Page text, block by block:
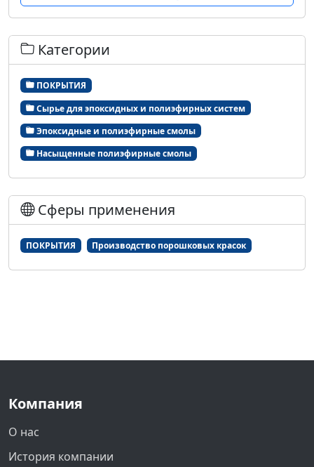
Категории
ПОКРЫТИЯ
Сырье для эпоксидных и полиэфирных систем
Эпоксидные и полиэфирные смолы
Насыщенные полиэфирные смолы
Сферы применения
ПОКРЫТИЯ Производство порошковых красок
Компания
О нас
История компании